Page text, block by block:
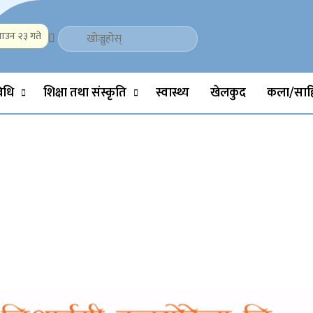
Science, Technology, Social, Media, Sports, Youth, Model
२३ गते
शिक्षा तथा संस्कृति स्वास्थ्य खेलकुद कला/